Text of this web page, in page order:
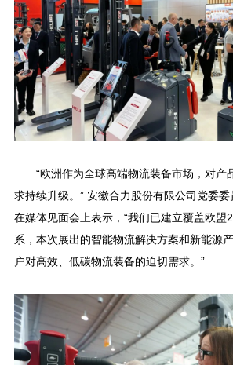
“欧洲作为全球高端物流装备市场，对产
求持续升级。” 安徽合力股份有限公司党委
在媒体见面会上表示，“我们已建立覆盖欧盟
系，本次展出的智能物流解决方案和新能源
户对高效、低碳物流装备的迫切需求。”